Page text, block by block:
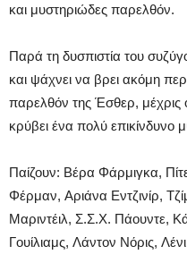
και μυστηριώδες παρελθόν.
Παρά τη δυσπιστία του
και ψάχνει να βρει ακόμη
παρελθόν της Έσθερ,
κρύβει ένα πολύ επικίνδυνο
Παίζουν: Βέρα Φάρμιγκα,
Φέρμαν, Αριάνα Εντζινίρ,
Μαριντέιλ, Σ.Σ.Χ. Πάουντε,
Γουίλιαμς, Λάντον Νόρις,